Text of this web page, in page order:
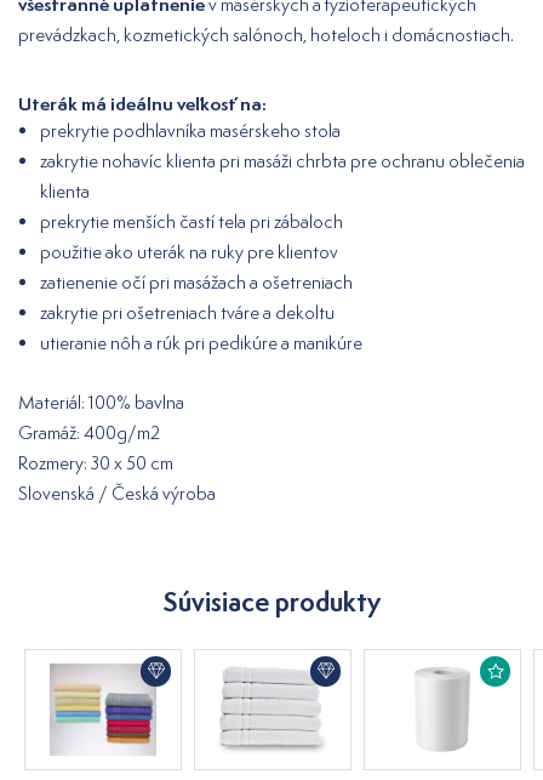
prevádzkach, kozmetických salónoch, hoteloch i domácnostiach.
Uterák má ideálnu veľkosť na:
prekrytie podhlavníka masérskeho stola
zakrytie nohavíc klienta pri masáži chrbta pre ochranu oblečenia
klienta
prekrytie menších častí tela pri zábaloch
použitie ako uterák na ruky pre klientov
zatienenie očí pri masážach a ošetreniach
zakrytie pri ošetreniach tváre a dekoltu
utieranie nôh a rúk pri pedikúre a manikúre
Materiál: 100% bavlna
Gramáž: 400g/m2
Rozmery: 30 x 50 cm
Slovenská / Česká výroba
Súvisiace produkty